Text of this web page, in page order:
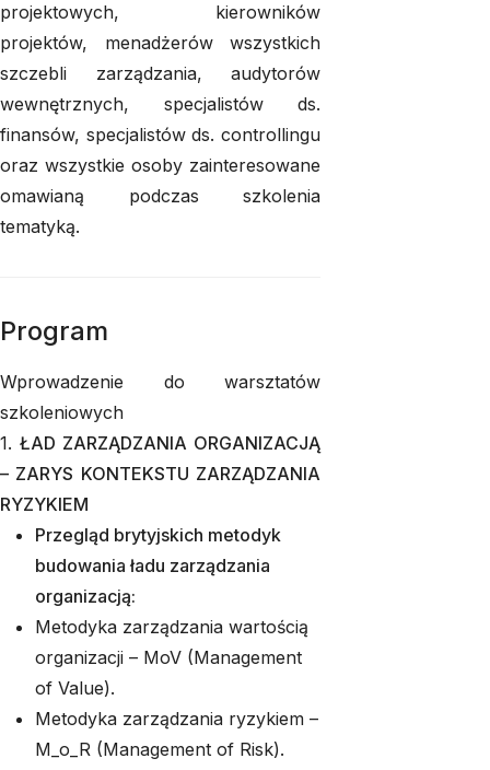
projektowych, kierowników
projektów, menadżerów wszystkich
szczebli zarządzania, audytorów
wewnętrznych, specjalistów ds.
finansów, specjalistów ds. controllingu
oraz wszystkie osoby zainteresowane
omawianą podczas szkolenia
tematyką.
Program
Wprowadzenie do warsztatów
szkoleniowych
1. ŁAD ZARZĄDZANIA ORGANIZACJĄ
– ZARYS KONTEKSTU ZARZĄDZANIA
RYZYKIEM
Przegląd brytyjskich metodyk
budowania ładu zarządzania
organizacją:
Metodyka zarządzania wartością
organizacji – MoV (Management
of Value).
Metodyka zarządzania ryzykiem –
M_o_R (Management of Risk).